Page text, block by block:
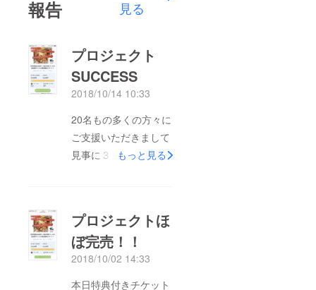
報告
見る
プロジェクト
SUCCESS
2018/10/14 10:33
20名もの多くの方々に
ご支援いただきまして
見事に３００パーセン
がとうございま
す！！！ 本日からリ
ターンの発送も順次
行ってまいりますので
もっと見る
プロジェクトほ
ぼ完売！！
2018/10/02 14:33
本日特典付きチケット